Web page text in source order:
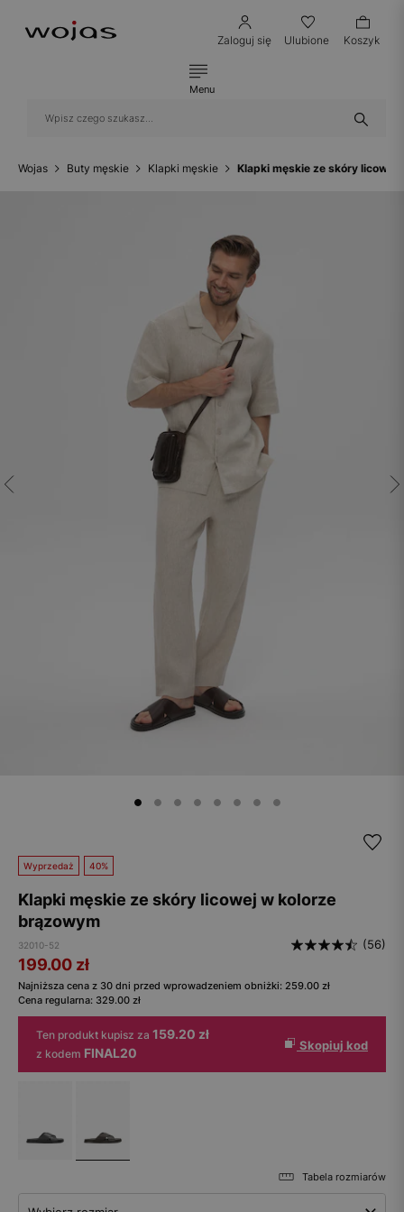
Zaloguj się Ulubione Koszyk
Menu
Wojas Buty męskie Klapki męskie Klapki męskie ze skóry
Wyprzedaż 40%
Klapki męskie ze skóry licowej w kolorze
brązowym
32010-52 (56)
199.00 zł
Najniższa cena z 30 dni przed wprowadzeniem obniżki: 259.00 zł
Cena regularna: 329.00 zł
Ten produkt kupisz za 159.20 zł
z kodem FINAL20 Skopiuj kod
Tabela rozmiarów